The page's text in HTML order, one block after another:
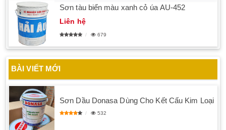
Sơn tàu biển màu xanh cỏ úa AU-452
Liên hệ
679
BÀI VIẾT MỚI
Sơn Dầu Donasa Dùng Cho Kết Cấu Kim Loại
532